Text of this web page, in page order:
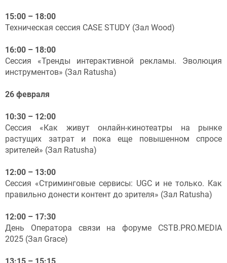
15:00 – 18:00
Техническая сессия СASE STUDY (Зал Wood)
16:00 – 18:00
Сессия «Тренды интерактивной рекламы. Эволюция
инструментов» (Зал Ratusha)
26 февраля
10:30 – 12:00
Сессия «Как живут онлайн-кинотеатры на рынке
растущих затрат и пока еще повышенном спросе
зрителей» (Зал Ratusha)
12:00 – 13:00
Сессия «Стриминговые сервисы: UGC и не только. Как
правильно донести контент до зрителя» (Зал Ratusha)
12:00 – 17:30
День Оператора связи на форуме CSTB.PRO.MEDIA
2025 (Зал Grace)
13:15 – 15:15